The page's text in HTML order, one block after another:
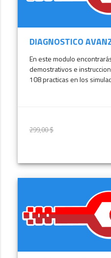
DIAGNOSTICO
En este modulo
demostrativos e
108 practicas en los
299,00 $